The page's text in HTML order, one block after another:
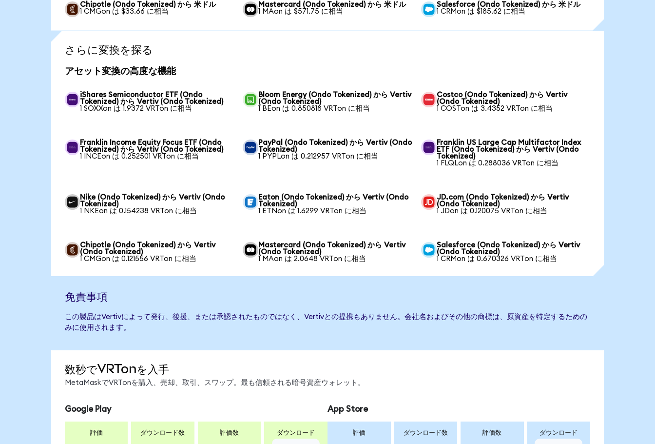
Chipotle (Ondo Tokenized) から 米ドル
1 CMGon は $33.66 に相当
Mastercard (Ondo Tokenized) から 米ドル
1 MAon は $571.75 に相当
Salesforce (Ondo Tokenized) から 米ドル
1 CRMon は $185.62 に相当
さらに変換を探る
アセット変換の高度な機能
iShares Semiconductor ETF (Ondo
Tokenized) から Vertiv (Ondo Tokenized)
1 SOXXon は 1.9372 VRTon に相当
Bloom Energy (Ondo Tokenized) から Vertiv
(Ondo Tokenized)
1 BEon は 0.850818 VRTon に相当
Costco (Ondo Tokenized) から Vertiv
(Ondo Tokenized)
1 COSTon は 3.4352 VRTon に相当
Franklin Income Equity Focus ETF (Ondo
Tokenized) から Vertiv (Ondo Tokenized)
1 INCEon は 0.252501 VRTon に相当
PayPal (Ondo Tokenized) から Vertiv (Ondo
Tokenized)
1 PYPLon は 0.212957 VRTon に相当
Franklin US Large Cap Multifactor Index
ETF (Ondo Tokenized) から Vertiv (Ondo
Tokenized)
1 FLQLon は 0.288036 VRTon に相当
Nike (Ondo Tokenized) から Vertiv (Ondo
Tokenized)
1 NKEon は 0.154238 VRTon に相当
Eaton (Ondo Tokenized) から Vertiv (Ondo
Tokenized)
1 ETNon は 1.6299 VRTon に相当
JD.com (Ondo Tokenized) から Vertiv
(Ondo Tokenized)
1 JDon は 0.120075 VRTon に相当
Chipotle (Ondo Tokenized) から Vertiv
(Ondo Tokenized)
1 CMGon は 0.121556 VRTon に相当
Mastercard (Ondo Tokenized) から Vertiv
(Ondo Tokenized)
1 MAon は 2.0648 VRTon に相当
Salesforce (Ondo Tokenized) から Vertiv
(Ondo Tokenized)
1 CRMon は 0.670326 VRTon に相当
免責事項
この製品はVertivによって発行、後援、または承認されたものではなく、Vertivとの提携もありません。会社名およびその他の商標は、原資産を特定するための
みに使用されます。
数秒でVRTonを入手
MetaMaskでVRTonを購入、売却、取引、スワップ。最も信頼される暗号資産ウォレット。
Google Play
評価 ダウンロード数 評価数 ダウンロード
App Store
評価 ダウンロード数 評価数 ダウンロード